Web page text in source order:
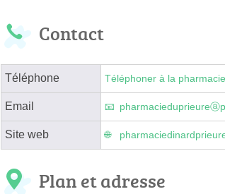
Contact
Téléphone Téléphoner à la pharmacie
Email
Site web
Plan et adresse